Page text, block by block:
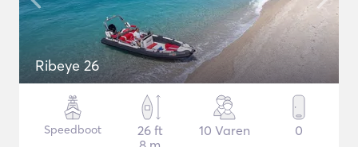
Ribeye 26
Speedboot
26 ft
10 Varen 0